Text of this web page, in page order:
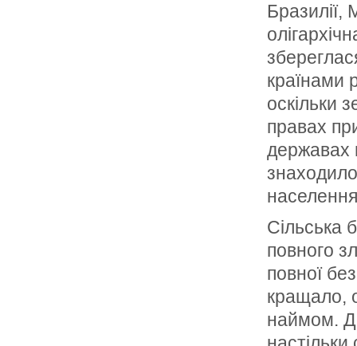
Бразилії,
країнами
оскільки
правах
державах
Сільська
повного
повної
кращало,
наймом.